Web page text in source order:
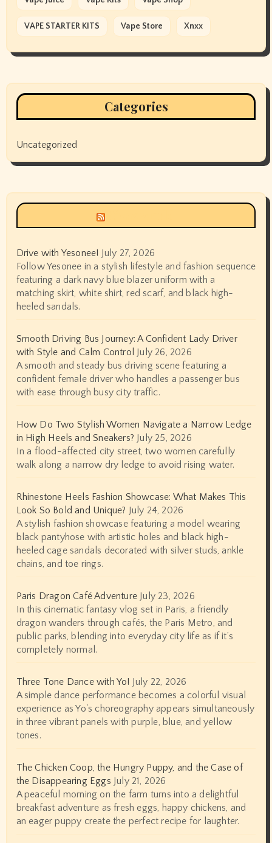
VAPE STARTER KITS Vape Store Xnxx
Categories
Uncategorized
Drive with Yesonee! July 27, 2026
Follow Yesonee in a stylish lifestyle and fashion sequence
featuring a dark navy blue blazer uniform with a
matching skirt, white shirt, red scarf, and black high-
heeled sandals.
Smooth Driving Bus Journey: A Confident Lady Driver
with Style and Calm Control July 26, 2026
A smooth and steady bus driving scene featuring a
confident female driver who handles a passenger bus
with ease through busy city traffic.
How Do Two Stylish Women Navigate a Narrow Ledge
in High Heels and Sneakers? July 25, 2026
In a flood-affected city street, two women carefully
walk along a narrow dry ledge to avoid rising water.
Rhinestone Heels Fashion Showcase: What Makes This
Look So Bold and Unique? July 24, 2026
A stylish fashion showcase featuring a model wearing
black pantyhose with artistic holes and black high-
heeled cage sandals decorated with silver studs, ankle
chains, and toe rings.
Paris Dragon Café Adventure July 23, 2026
In this cinematic fantasy vlog set in Paris, a friendly
dragon wanders through cafés, the Paris Metro, and
public parks, blending into everyday city life as if it’s
completely normal.
Three Tone Dance with Yo! July 22, 2026
A simple dance performance becomes a colorful visual
experience as Yo's choreography appears simultaneously
in three vibrant panels with purple, blue, and yellow
tones.
The Chicken Coop, the Hungry Puppy, and the Case of
the Disappearing Eggs July 21, 2026
A peaceful morning on the farm turns into a delightful
breakfast adventure as fresh eggs, happy chickens, and
an eager puppy create the perfect recipe for laughter.